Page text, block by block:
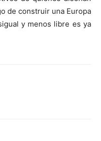
de construir una Europa
y menos libre es ya